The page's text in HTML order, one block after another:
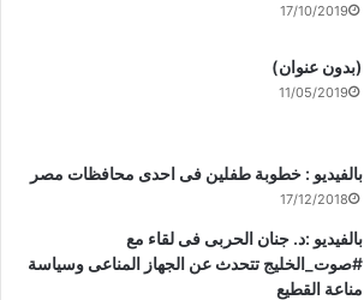
17/10/2019
(بدون عنوان)
11/05/2019
بالفيديو : خطوبة طفلين فى احدى محافظات مصر
17/12/2018
بالفيديو :د. جنان الحربى فى لقاء مع
#صوت_الخليج تتحدث عن الجهاز المناعى وسياسة
مناعة القطيع